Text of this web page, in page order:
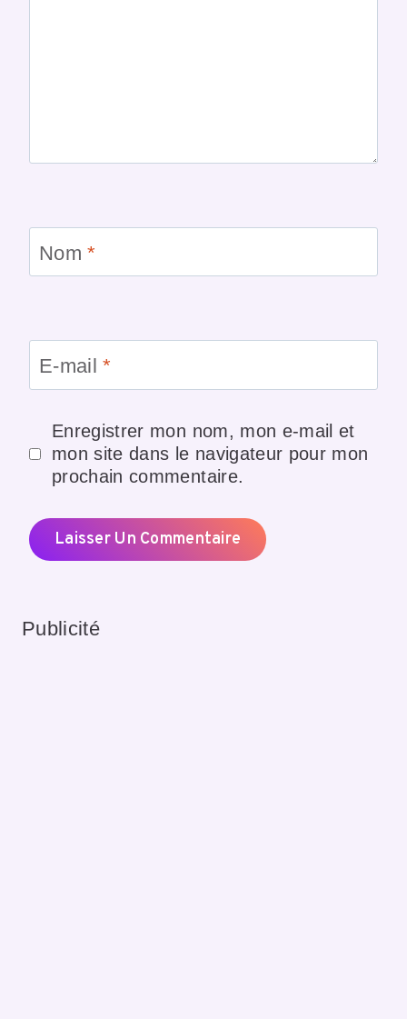
Nom*
E-mail*
Enregistrer mon nom, mon e-mail et
mon site dans le navigateur pour mon
prochain commentaire.
Publicité